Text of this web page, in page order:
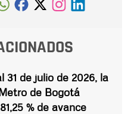
31 de julio de 2026, la
de Bogotá
% de avance